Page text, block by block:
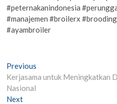
#peternakanindonesia
#manajemen #broilerx
#ayambroiler
Post
navigation
Previous
post:
Kerjasama untuk Meningkatkan
Nasional
NextNext